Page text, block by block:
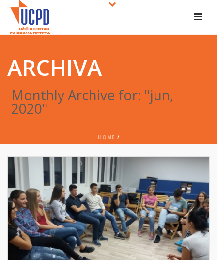
ARCHIVA
Monthly Archive for: "jun,
2020"
HOME /